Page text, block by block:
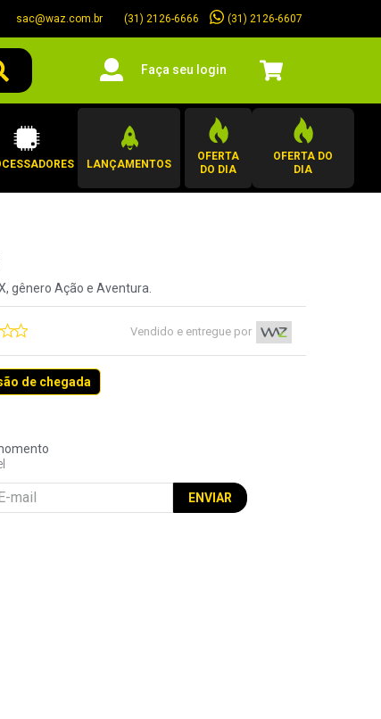
sac@waz.com.br (31) 2126-6666 (31) 2126-6607
Faça seu login
LANÇAMENTOS
OFERTA
DO DIA
OFERTA DO
DIA
gênero Ação e Aventura.
Vendido e entregue por
de chegada
ENVIAR